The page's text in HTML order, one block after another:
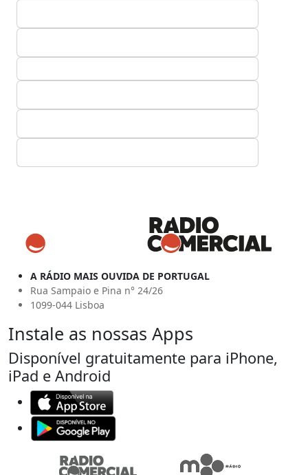
A RÁDIO MAIS OUVIDA DE PORTUGAL
Rua Sampaio e Pina n° 24/26
1099-044 Lisboa
Instale as nossas Apps
Disponível gratuitamente para iPhone,
iPad e Android